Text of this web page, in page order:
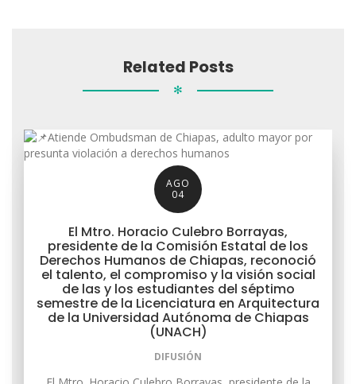
Related Posts
✻
AGO
04
El Mtro. Horacio Culebro Borrayas,
presidente de la Comisión Estatal de los
Derechos Humanos de Chiapas, reconoció
el talento, el compromiso y la visión social
de las y los estudiantes del séptimo
semestre de la Licenciatura en Arquitectura
de la Universidad Autónoma de Chiapas
(UNACH)
DIFUSIÓN